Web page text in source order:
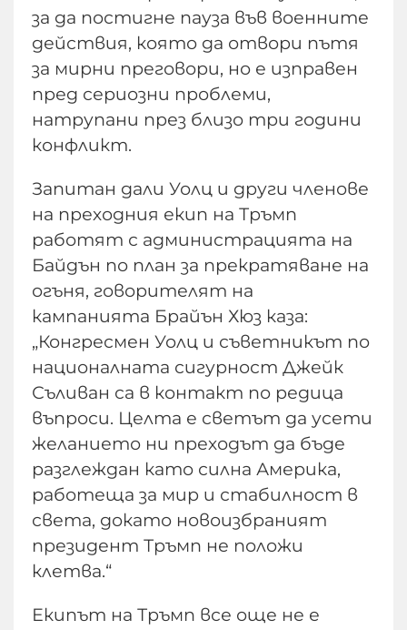
за да постигне пауза във военните
действия, която да отвори пътя
за мирни преговори, но е изправен
пред сериозни проблеми,
натрупани през близо три години
конфликт.
Запитан дали Уолц и други членове
на преходния екип на Тръмп
работят с администрацията на
Байдън по план за прекратяване на
огъня, говорителят на
кампанията Брайън Хюз каза:
„Конгресмен Уолц и съветникът по
националната сигурност Джейк
Съливан са в контакт по редица
въпроси. Целта е светът да усети
желанието ни преходът да бъде
разглеждан като силна Америка,
работеща за мир и стабилност в
света, докато новоизбраният
президент Тръмп не положи
клетва.“
Екипът на Тръмп все още не е